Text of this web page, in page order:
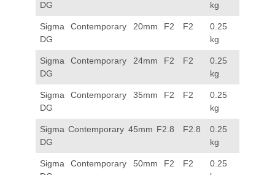
DG
kg
Sigma Contemporary 20mm F2
DG
F2
0.25
kg
Sigma Contemporary 24mm F2
DG
F2
0.25
kg
Sigma Contemporary 35mm F2
DG
F2
0.25
kg
Sigma Contemporary 45mm F2.8
DG
F2.8
0.25
kg
Sigma Contemporary 50mm F2
F2
0.25